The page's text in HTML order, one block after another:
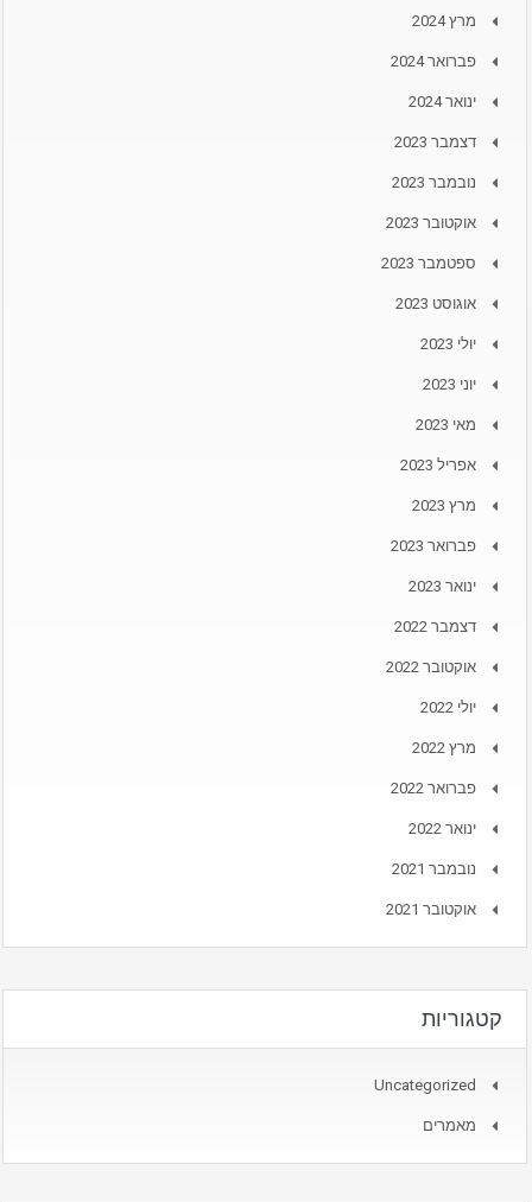
מרץ 2024
פברואר 2024
ינואר 2024
דצמבר 2023
נובמבר 2023
אוקטובר 2023
ספטמבר 2023
אוגוסט 2023
יולי 2023
יוני 2023
מאי 2023
אפריל 2023
מרץ 2023
פברואר 2023
ינואר 2023
דצמבר 2022
אוקטובר 2022
יולי 2022
מרץ 2022
פברואר 2022
ינואר 2022
נובמבר 2021
אוקטובר 2021
קטגוריות
Uncategorized
מאמרים